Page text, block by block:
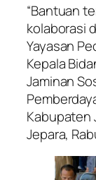
“Bantuan
kolaborasi
Yayasan
Kepala
Jaminan
Kabupaten
Jepara,